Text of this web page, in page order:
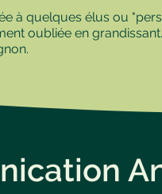
à quelques élus ou
oubliée en